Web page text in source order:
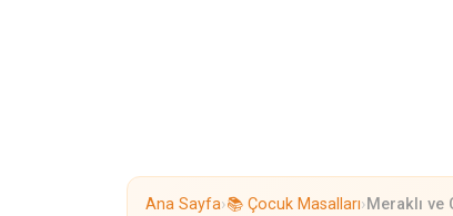
Ana Sayfa›📚 Çocuk Masalları›Meraklı ve